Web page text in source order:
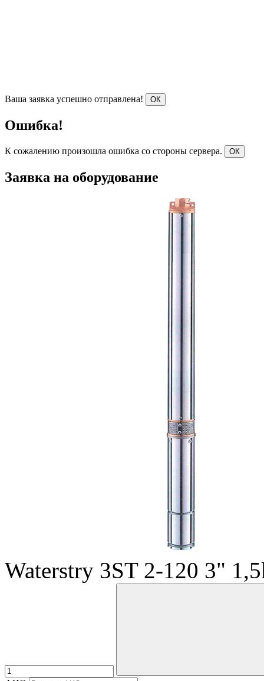
Ваша заявка успешно отправлена! ОК
Ошибка!
К сожалению произошла ошибка со стороны сервера. ОК
Заявка на оборудование
Waterstry 3ST 2-120 3"